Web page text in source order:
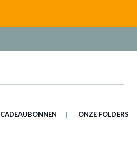
CADEAUBONNEN ONZE FOLDERS